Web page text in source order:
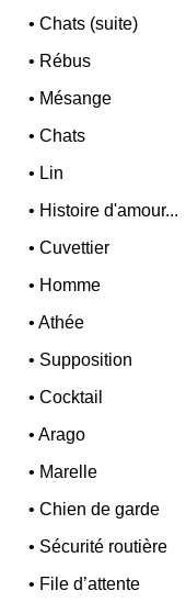
•Chats (suite)
• Rébus
• Mésange
•Chats
• Lin
• Histoire d'amour...
•Cuvettier
• Homme
•Athée
• Supposition
•Cocktail
•Arago
• Marelle
•Chien de garde
• Sécurité routière
• File d’attente